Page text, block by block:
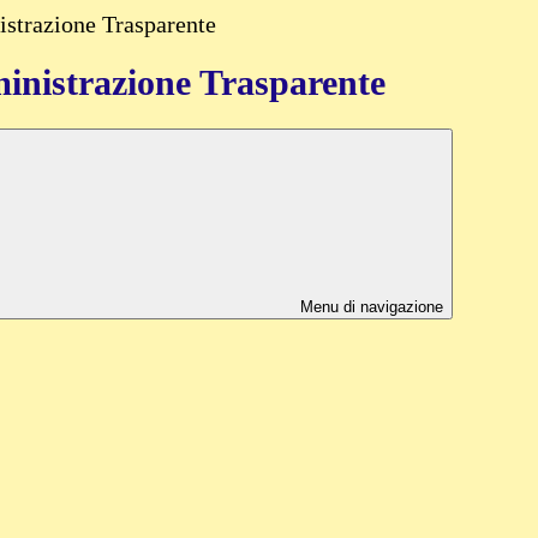
Trasparente
Trasparente
Menu di navigazione